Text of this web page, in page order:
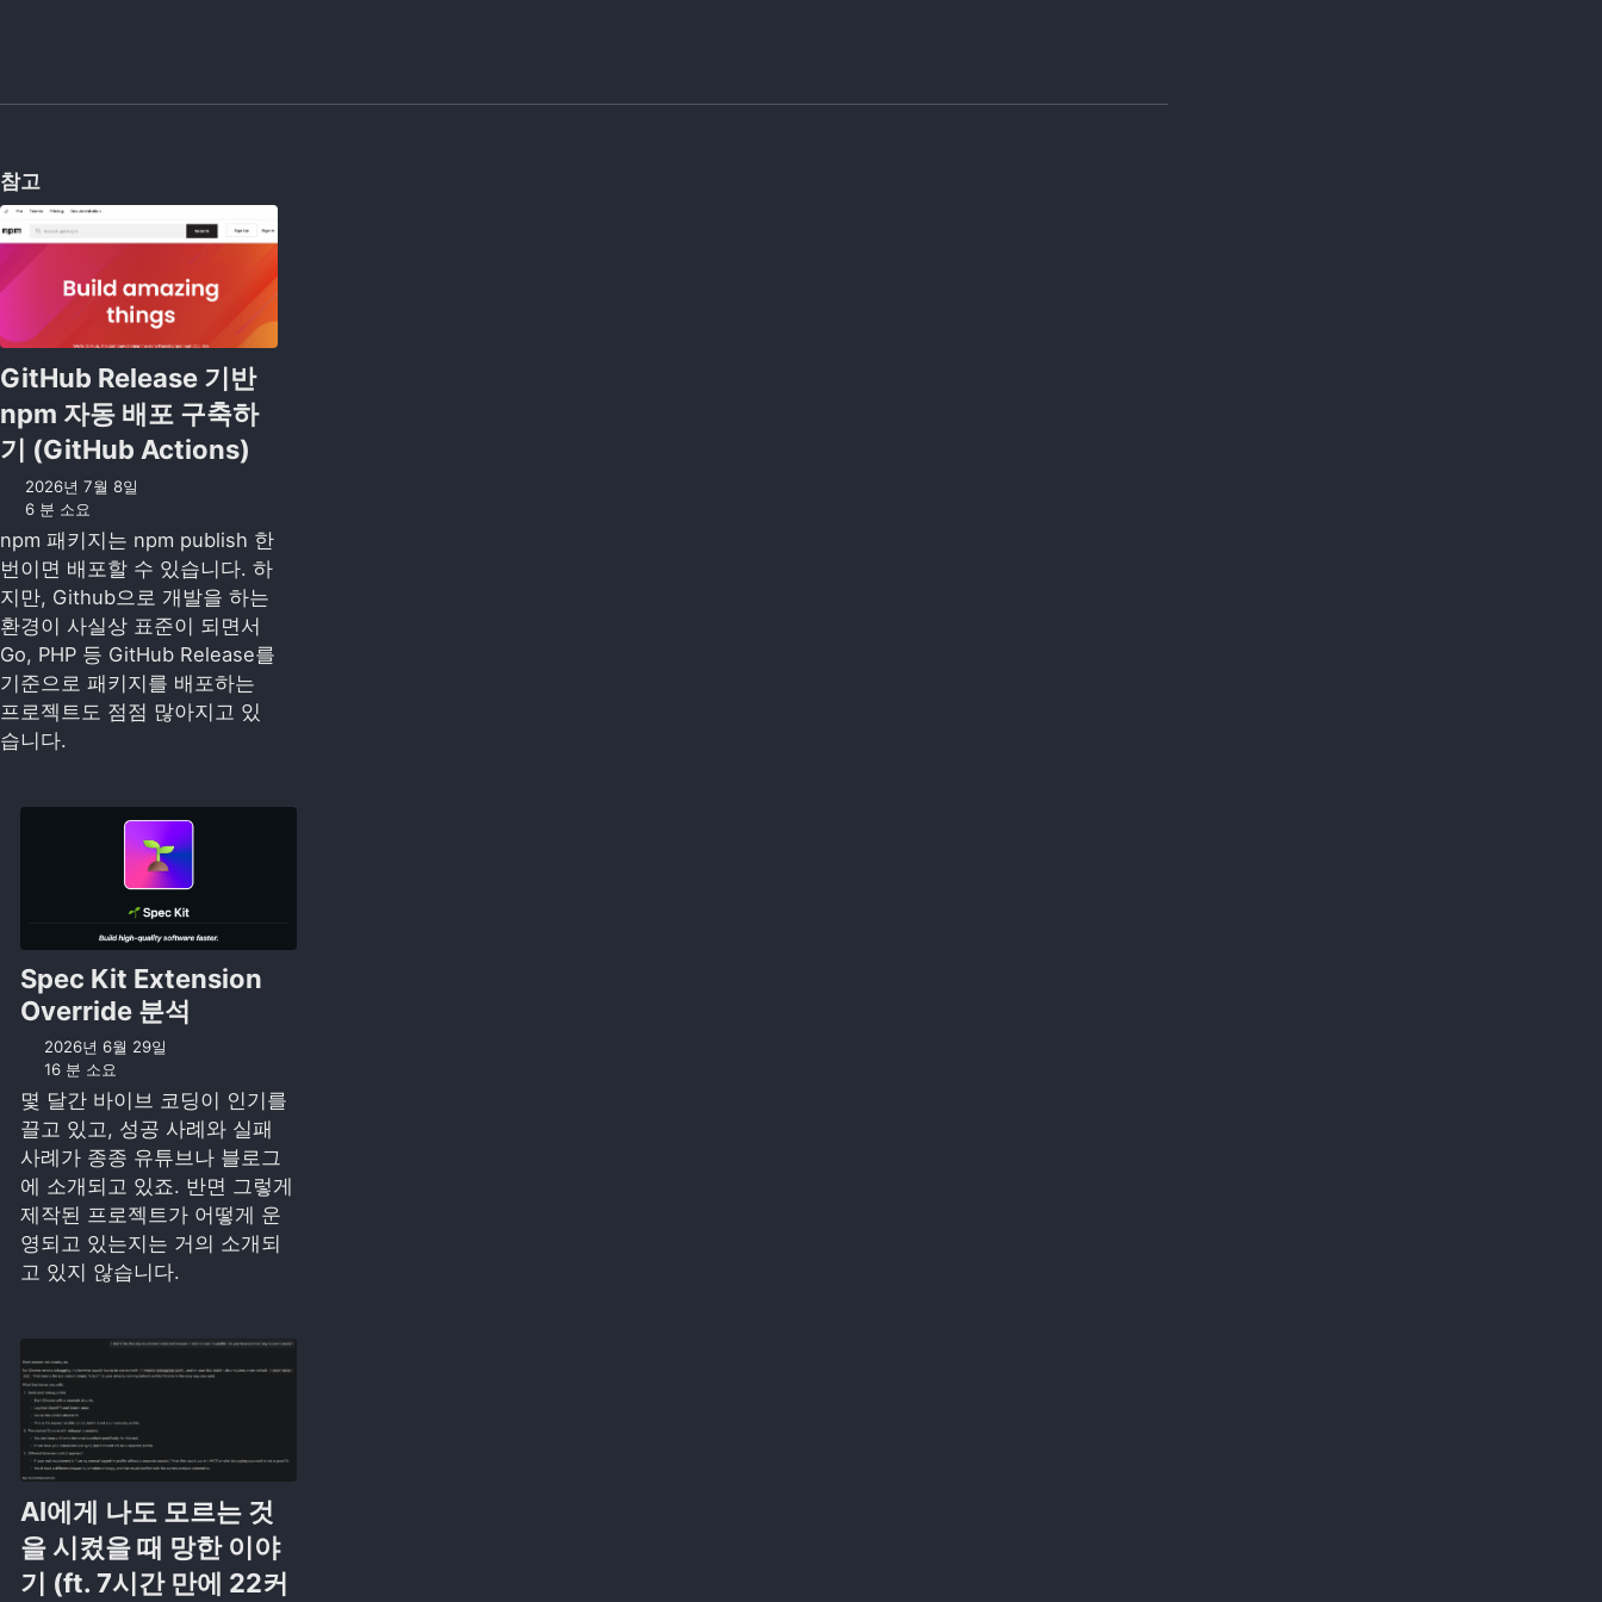
참고
GitHub Release 기반
npm 자동 배포 구축하
기 (GitHub Actions)
2026년 7월 8일
6 분 소요
npm 패키지는 npm publish 한
번이면 배포할 수 있습니다. 하
지만, Github으로 개발을 하는
환경이 사실상 표준이 되면서
Go, PHP 등 GitHub Release를
기준으로 패키지를 배포하는
프로젝트도 점점 많아지고 있
습니다.
Spec Kit Extension
Override 분석
2026년 6월 29일
16 분 소요
몇 달간 바이브 코딩이 인기를
끌고 있고, 성공 사례와 실패
사례가 종종 유튜브나 블로그
에 소개되고 있죠. 반면 그렇게
제작된 프로젝트가 어떻게 운
영되고 있는지는 거의 소개되
고 있지 않습니다.
AI에게 나도 모르는 것
을 시켰을 때 망한 이야
기 (ft. 7시간 만에 22커